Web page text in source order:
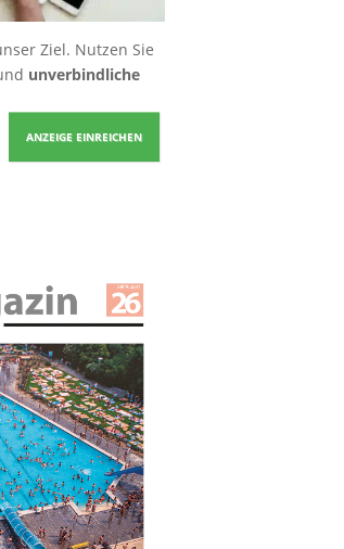
Ziel. Nutzen Sie
unverbindliche
ANZEIGE EINREICHEN